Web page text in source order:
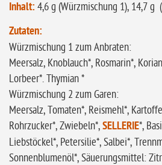
Inhalt: 4,6 g (Würzmischung 1), 14,7 g
Zutaten:
Würzmischung 1 zum Anbraten:
Meersalz, Knoblauch*, Rosmarin*,
Lorbeer*. Thymian *
Würzmischung 2 zum Garen:
Meersalz, Tomaten*, Reismehl*,
Rohrzucker*, Zwiebeln*,SELLERIE*,
Liebstöckel*, Petersilie*, Salbei*,
Sonnenblumenöl*, Säuerungsmittel: